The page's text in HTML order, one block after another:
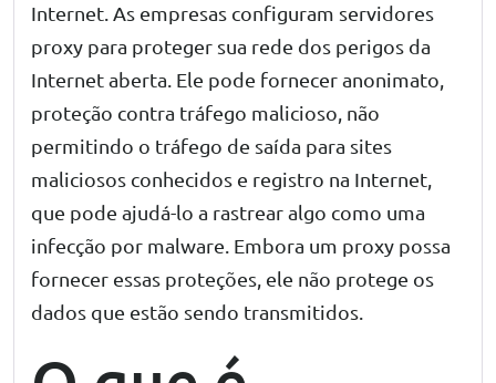
Internet. As empresas configuram servidores
proxy para proteger sua rede dos perigos da
Internet aberta. Ele pode fornecer anonimato,
proteção contra tráfego malicioso, não
permitindo o tráfego de saída para sites
maliciosos conhecidos e registro na Internet,
que pode ajudá-lo a rastrear algo como uma
infecção por malware. Embora um proxy possa
fornecer essas proteções, ele não protege os
dados que estão sendo transmitidos.